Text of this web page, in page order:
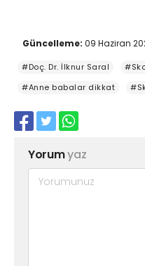
Güncelleme: 09 Haziran
#Doç. Dr. İlknur Saral
#Anne babalar dikkat
Yorumyaz